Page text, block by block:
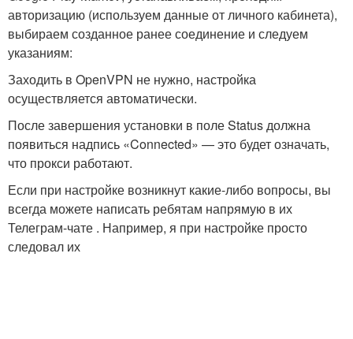
авторизацию (используем данные от личного кабинета),
выбираем созданное ранее соединение и следуем
указаниям:
Заходить в OpenVPN не нужно, настройка
осуществляется автоматически.
После завершения установки в поле Status должна
появиться надпись «Connected» — это будет означать,
что прокси работают.
Если при настройке возникнут какие-либо вопросы, вы
всегда можете написать ребятам напрямую в их
Телеграм-чате . Например, я при настройке просто
следовал их